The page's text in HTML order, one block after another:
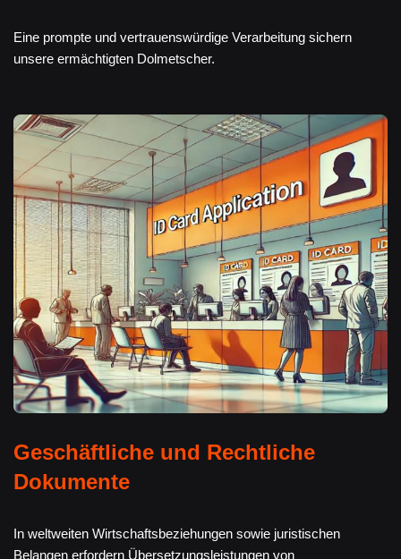
Eine prompte und vertrauenswürdige Verarbeitung sichern
unsere ermächtigten Dolmetscher.
Geschäftliche und Rechtliche
Dokumente
In weltweiten Wirtschaftsbeziehungen sowie juristischen
Belangen erfordern Übersetzungsleistungen von